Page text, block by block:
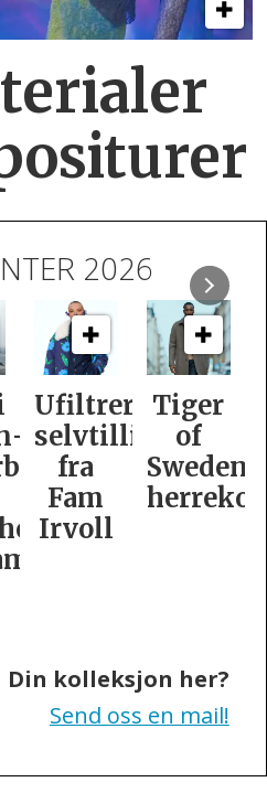
2026
Tiger
of
Swedens
herrekolleksjon
Slik
er
dame­
Din kolleksjon her?
Send oss en mail!